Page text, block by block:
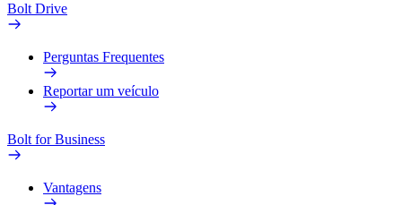
Bolt Drive
Perguntas Frequentes
Reportar um veículo
Bolt for Business
Vantagens